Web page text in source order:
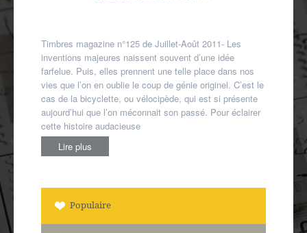
Timbres magazine n°125 de Juillet-Août 2011- Les
inventions majeures naissent souvent d’une idée
farfelue. Puis, elles prennent une telle place dans nos
vies que l’on en oublie le coup de génie originel. C’est le
cas de la bicyclette, ou vélocipède, qui est si présente
aujourd’hui que l’on méconnait son passé. Pour éclairer
cette histoire audacieuse
Lire plus
Populaire